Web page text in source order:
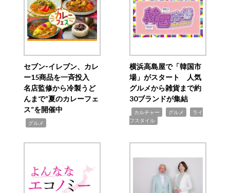
セブン‐イレブン、カレ
ー15商品を一斉投入
名店監修から冷製うど
んまで“夏のカレーフェ
ス”を開催中
グルメ
横浜高島屋で「韓国市
場」がスタート 人気
グルメから雑貨まで約
30ブランドが集結
カルチャー グルメ
ライ
フスタイル